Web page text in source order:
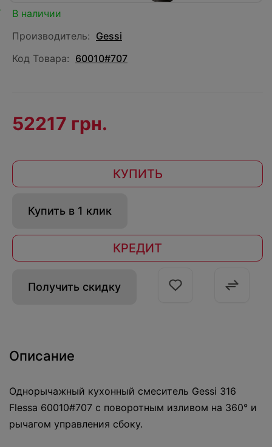
В наличии
Производитель: Gessi
Код Товара: 60010#707
52217 грн.
КУПИТЬ
Купить в 1 клик
КРЕДИТ
Получить скидку
Описание
Однорычажный кухонный смеситель Gessi 316
Flessa 60010#707 с поворотным изливом на 360° и
рычагом управления сбоку.